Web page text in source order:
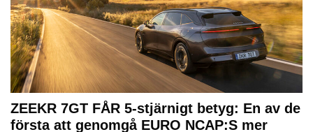
ZEEKR 7GT FÅR 5-stjärnigt betyg: En av de
första att genomgå EURO NCAP:S mer